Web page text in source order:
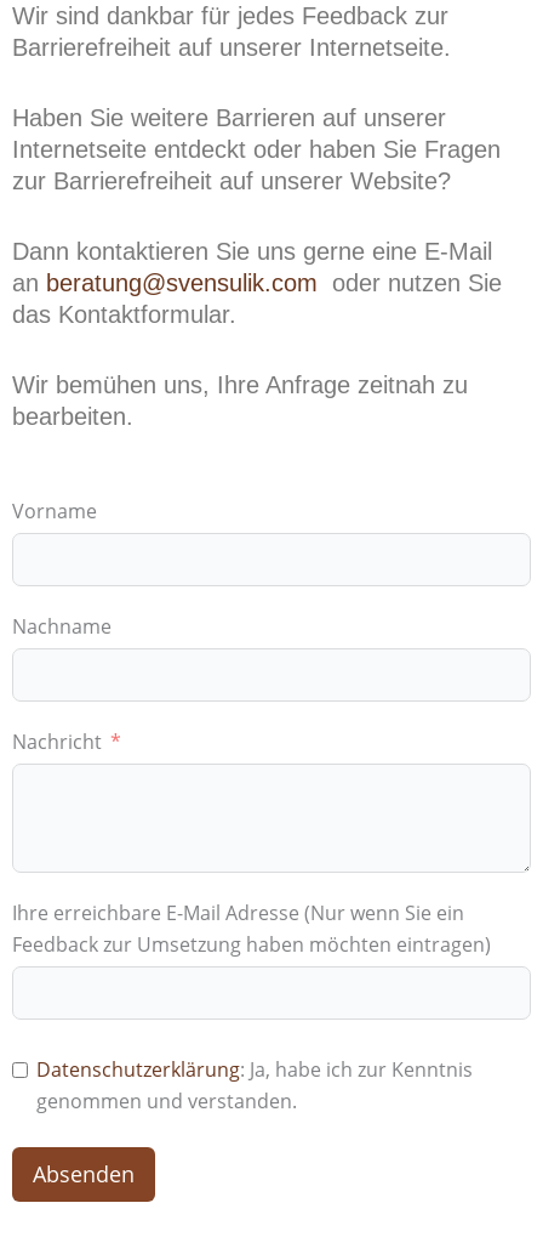
Wir sind dankbar für jedes Feedback zur
Barrierefreiheit auf unserer Internetseite.
Haben Sie weitere Barrieren auf unserer
Internetseite entdeckt oder haben Sie Fragen
zur Barrierefreiheit auf unserer Website?
Dann kontaktieren Sie uns gerne eine E-Mail
an beratung@svensulik.com oder nutzen Sie
das Kontaktformular.
Wir bemühen uns, Ihre Anfrage zeitnah zu
bearbeiten.
Vorname
Nachname
Nachricht
Ihre erreichbare E-Mail Adresse (Nur wenn Sie ein
Feedback zur Umsetzung haben möchten eintragen)
Datenschutzerklärung: Ja, habe ich zur Kenntnis
genommen und verstanden.
Absenden